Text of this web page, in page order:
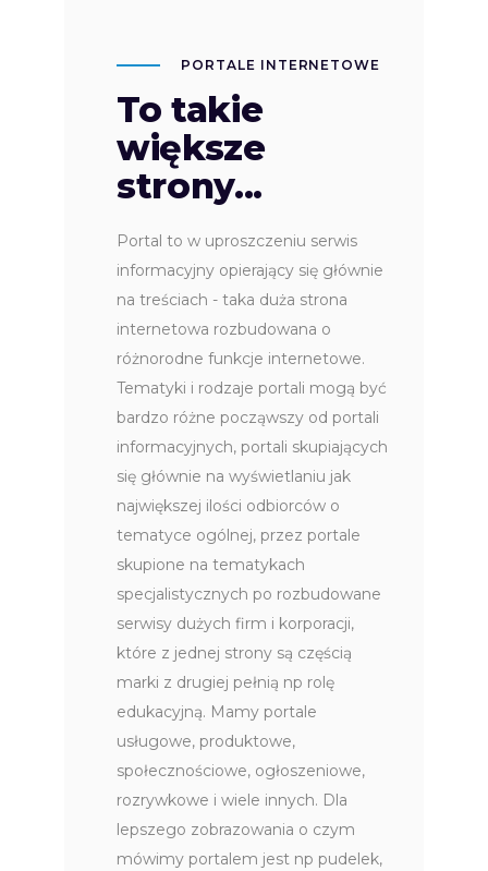
PORTALE INTERNETOWE
To takie
większe
strony...
Portal to w uproszczeniu serwis
informacyjny opierający się głównie
na treściach - taka duża strona
internetowa rozbudowana o
różnorodne funkcje internetowe.
Tematyki i rodzaje portali mogą być
bardzo różne począwszy od portali
informacyjnych, portali skupiających
się głównie na wyświetlaniu jak
największej ilości odbiorców o
tematyce ogólnej, przez portale
skupione na tematykach
specjalistycznych po rozbudowane
serwisy dużych firm i korporacji,
które z jednej strony są częścią
marki z drugiej pełnią np rolę
edukacyjną. Mamy portale
usługowe, produktowe,
społecznościowe, ogłoszeniowe,
rozrywkowe i wiele innych. Dla
lepszego zobrazowania o czym
mówimy portalem jest np pudelek,